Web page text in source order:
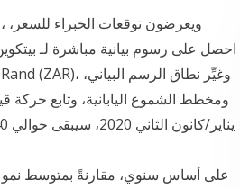
ومخطط الشموع اليابانية، وتابع حركة